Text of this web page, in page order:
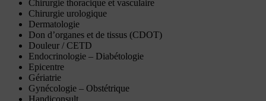
Chirurgie thoracique et vasculaire
Chirurgie urologique
Dermatologie
Don d’organes et de tissus (CDOT)
Douleur / CETD
Endocrinologie – Diabétologie
Epicentre
Gériatrie
Gynécologie – Obstétrique
Handiconsult